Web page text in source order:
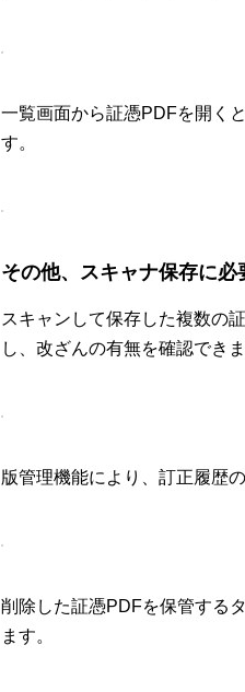
一覧画面から証憑PDFを開く
す。
その他、スキャナ保存に必
スキャンして保存した複数の
し、改ざんの有無を確認できま
版管理機能により、訂正履歴
削除した証憑PDFを保管する
ます。